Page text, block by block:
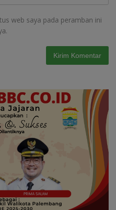
web saya pada peramban ini